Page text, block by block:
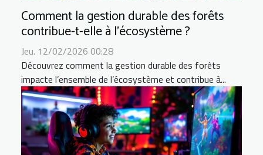
Comment la gestion durable des forêts
contribue-t-elle à l'écosystème ?
Jeu. 12/02/2026 00:28
Découvrez comment la gestion durable des forêts
impacte l’ensemble de l’écosystème et contribue à...